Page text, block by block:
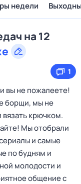
недели
на 12
1
вы не пожалеете!
борщи, мы не
вязать крючком.
Мы отобрали
и самые
по будням и
молодости и
общение с